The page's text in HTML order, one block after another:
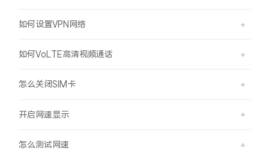
如何设置VPN网络
如何VoLTE高清视频通话
怎么关闭SIM卡
开启网速显示
怎么测试网速